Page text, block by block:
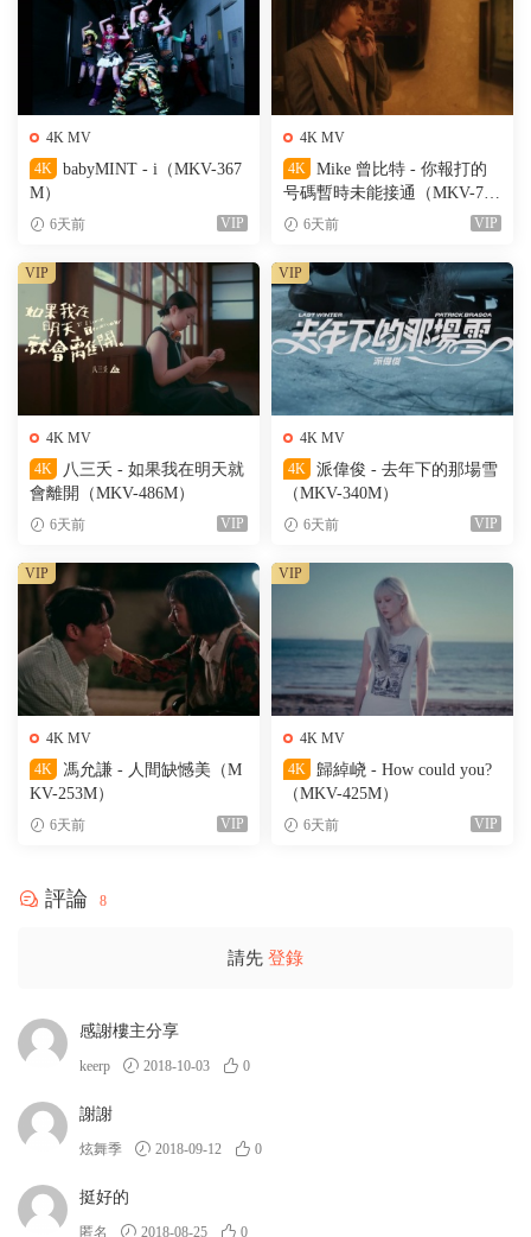
4K MV
4K
babyMINT - i（MKV-367
M）
6天前 VIP
4K MV
4K
Mike 曾比特 - 你報打的
号碼暫時未能接通（MKV-701
M）6天前 VIP
4K MV
4K
八三夭 - 如果我在明天就
會離開（MKV-486M）
6天前 VIP
VIP
4K MV
4K
派偉俊 - 去年下的那場雪
（MKV-340M）
6天前 VIP
VIP
4K MV
4K
馮允謙 - 人間缺憾美（M
KV-253M）
6天前 VIP
VIP
4K MV
4K
歸綽峣 - How could you?
（MKV-425M）
6天前 VIP
VIP
評論 8
請先 登錄
感謝樓主分享
keerp 2018-10-03 0
謝謝
炫舞季 2018-09-12 0
挺好的
匿名 2018-08-25 0